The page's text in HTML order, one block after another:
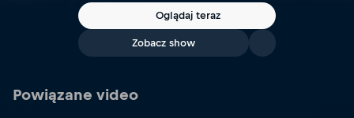
Oglądaj teraz
Zobacz show
Powiązane video